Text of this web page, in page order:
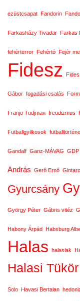
ezüstcsapat Fandorin
Farkasházy Tivadar Farkas
fehérterror Fehértó Fejér
Fidesz
Gábor fogadási csalás
Franjo Tudjman freudizmus
Futballgyilkosok
Gandalf Ganz-MÁVAG GDP
András Gerő Ernő
Gyurcsány
György Péter Gábris vitéz
Habony Árpád Habsburg
Halas halasiak
Halasi Tükör
Solo Havasi Bertalan